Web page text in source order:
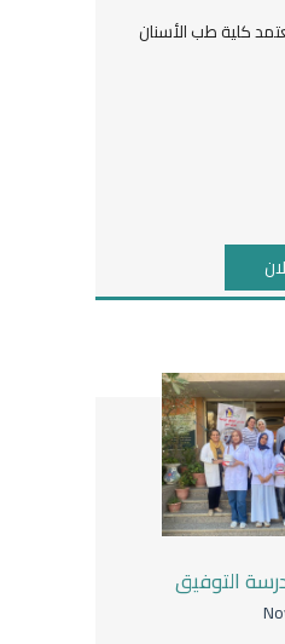
كلية طب الأسنان
التوفيق